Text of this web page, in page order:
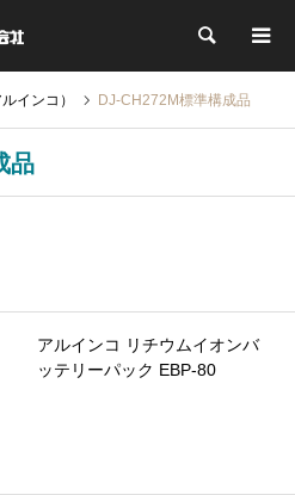
検索
インコ） DJ-CH272M標準構成品
品
アルインコ リチウムイオンバ
ッテリーパック EBP-80